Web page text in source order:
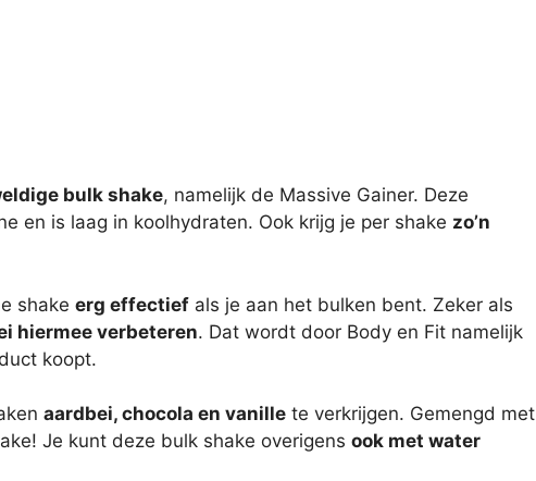
bulk shake, namelijk de Massive Gainer. Deze
en is laag in koolhydraten. Ook krijg je per shake zo’n
shake erg effectiefals je aan het bulken bent. Zeker als
hiermee verbeteren. Dat wordt door Body en Fit namelijk
koopt.
aardbei, chocola en vanillete verkrijgen. Gemengd met
Je kunt deze bulk shake overigens ook met water